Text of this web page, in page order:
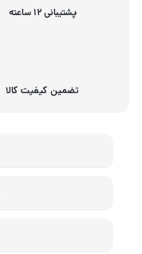
پشتیبانی 12 ساعته
تضمین کیفیت کالا